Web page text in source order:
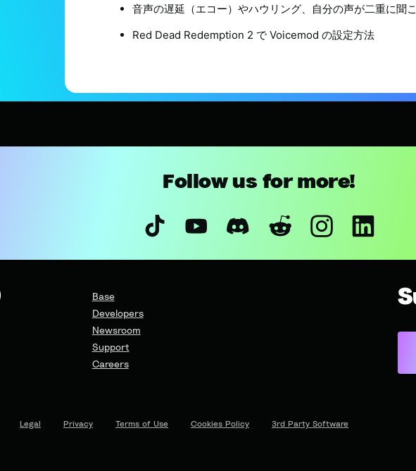
音声の遅延（エコー）やハウリング、自分の声が二重に聞
Red Dead Redemption 2 で Voicemod の設定方法
Follow us for more!
Base
Developers
Newsroom
Support
Careers
Legal Privacy Terms of Use Cookies Policy 3rd Party Software